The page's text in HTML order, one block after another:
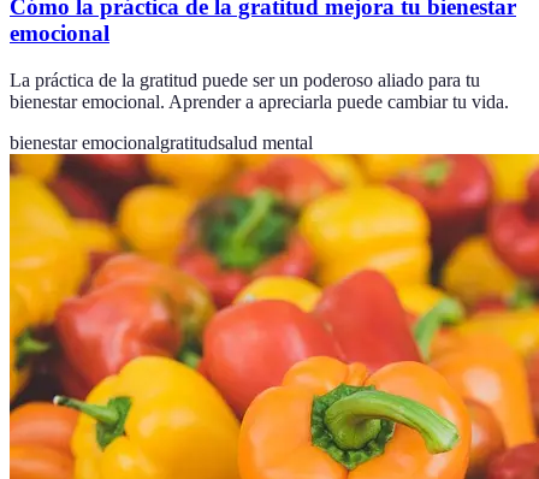
Cómo la práctica de la gratitud mejora tu bienestar
emocional
La práctica de la gratitud puede ser un poderoso aliado para tu
bienestar emocional. Aprender a apreciarla puede cambiar tu vida.
bienestar emocionalgratitudsalud mental